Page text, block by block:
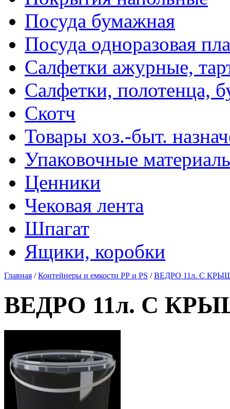
Посуда бумажная
Посуда одноразовая
Салфетки ажурные,
Салфетки, полотенца,
Скотч
Товары хоз.-быт.
Упаковочные
Ценники
Чековая лента
Шпагат
Ящики, коробки
Главная /Контейнеры и емкости РР и PS /ВЕДРО 11л. С
ВЕДРО 11л. С